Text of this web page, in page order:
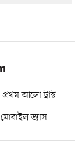
প্রথম আলো ট্রাস্ট
মোবাইল ভ্যাস